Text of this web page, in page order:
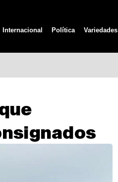
Internacional Política Variedades